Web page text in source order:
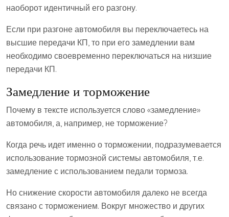
наоборот идентичный его разгону.
Если при разгоне автомобиля вы переключаетесь на
высшие передачи КП, то при его замедлении вам
необходимо своевременно переключаться на низшие
передачи КП.
Замедление и торможение
Почему в тексте используется слово «замедление»
автомобиля, а, например, не торможение?
Когда речь идет именно о торможении, подразумевается
использование тормозной системы автомобиля, т.е.
замедление с использованием педали тормоза.
Но снижение скорости автомобиля далеко не всегда
связано с торможением. Вокруг множество и других